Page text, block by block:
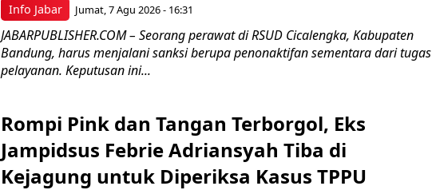
Info Jabar Jumat, 7 Agu 2026 - 16:31
JABARPUBLISHER.COM – Seorang perawat di RSUD Cicalengka, Kabupaten
Bandung, harus menjalani sanksi berupa penonaktifan sementara dari tugas
pelayanan. Keputusan ini...
Rompi Pink dan Tangan Terborgol, Eks
Jampidsus Febrie Adriansyah Tiba di
Kejagung untuk Diperiksa Kasus TPPU